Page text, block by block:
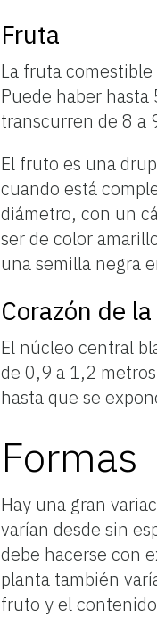
Fruta
La fruta
Puede haber
transcurren de 8 a
El fruto es una
cuando está
diámetro, con un
ser de color
una semilla negra
Corazón de
El núcleo central
de 0,9 a 1,2
hasta que se
Formas
Hay una gran
varían desde sin
debe hacerse con
planta también
fruto y el